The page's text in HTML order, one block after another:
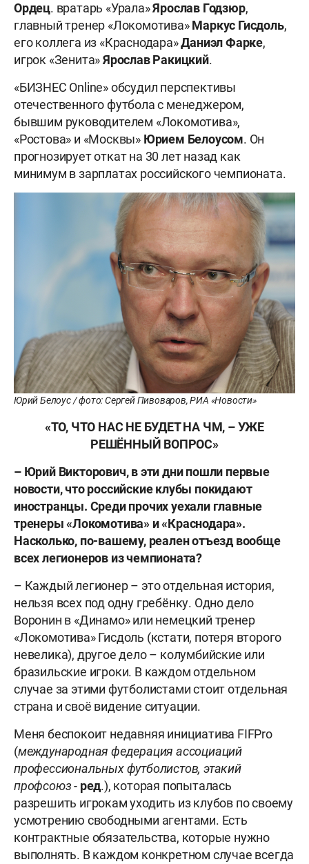
Ордец. вратарь «Урала»Ярослав Годзюр,
главный тренер «Локомотива»Маркус Гисдоль,
его коллега из «Краснодара»ДаниэлФарке,
игрок «Зенита»ЯрославРакицкий.
«БИЗНЕС Online» обсудил перспективы
отечественного футбола с менеджером,
бывшим руководителем «Локомотива»,
«Ростова» и «Москвы» Юрием Белоусом. Он
прогнозирует откат на 30 лет назад как
минимум в зарплатах российского чемпионата.
Юрий Белоус / фото: Сергей Пивоваров, РИА «Новости»
«ТО, ЧТО НАС НЕ БУДЕТ НА ЧМ, – УЖЕ
РЕШЁННЫЙ ВОПРОС»
– Юрий Викторович, в эти дни пошли первые
новости, что российские клубы покидают
иностранцы. Среди прочих уехали главные
тренеры «Локомотива» и «Краснодара».
Насколько, по-вашему, реален отъезд вообще
всех легионеров из чемпионата?
– Каждый легионер – это отдельная история,
нельзя всех под одну гребёнку. Одно дело
Воронин в «Динамо» или немецкий тренер
«Локомотива» Гисдоль (кстати, потеря второго
невелика), другое дело – колумбийские или
бразильские игроки. В каждом отдельном
случае за этими футболистами стоит отдельная
страна и своё видение ситуации.
Меня беспокоит недавняя инициатива FIFPro
(международная федерация ассоциаций
профессиональных футболистов, этакий
профсоюз- ред.), которая попыталась
разрешить игрокам уходить из клубов по своему
усмотрению свободными агентами. Есть
контрактные обязательства, которые нужно
выполнять. В каждом конкретном случае всегда